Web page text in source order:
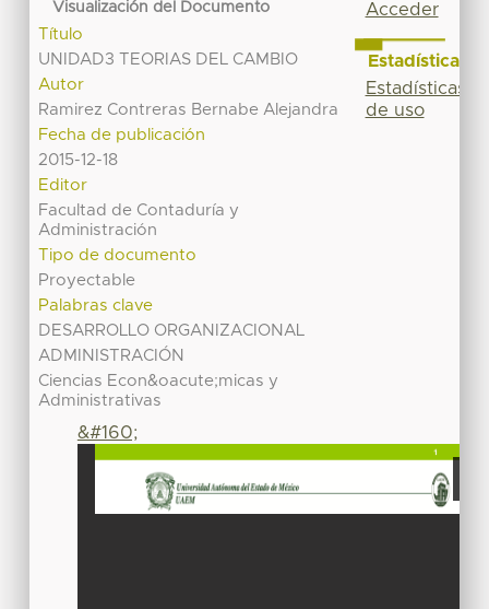
Visualización del Documento
Título
UNIDAD3 TEORIAS DEL CAMBIO
Autor
Ramirez Contreras Bernabe Alejandra
Fecha de publicación
2015-12-18
Editor
Facultad de Contaduría y
Administración
Tipo de documento
Proyectable
Palabras clave
DESARROLLO ORGANIZACIONAL
ADMINISTRACIÓN
Ciencias Econ&oacute;micas y
Administrativas
&#160;
Acceder
Estadísticas
Estadísticas
de uso